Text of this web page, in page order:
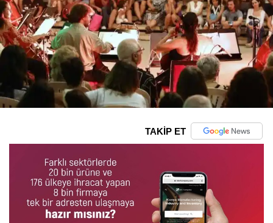
TAKİP ET